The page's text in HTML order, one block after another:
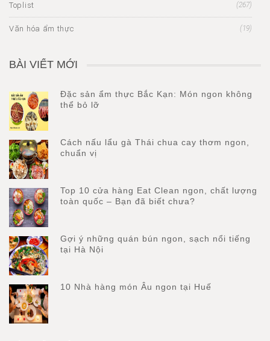
Toplist (267)
Văn hóa ẩm thực (19)
BÀI VIẾT MỚI
Đặc sản ẩm thực Bắc Kạn: Món ngon không
thể bỏ lỡ
Cách nấu lẩu gà Thái chua cay thơm ngon,
chuẩn vị
Top 10 cửa hàng Eat Clean ngon, chất lượng
toàn quốc – Bạn đã biết chưa?
Gợi ý những quán bún ngon, sạch nổi tiếng
tại Hà Nội
10 Nhà hàng món Âu ngon tại Huế